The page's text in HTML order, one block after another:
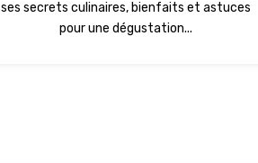
ses secrets culinaires, bienfaits et astuces
pour une dégustation...